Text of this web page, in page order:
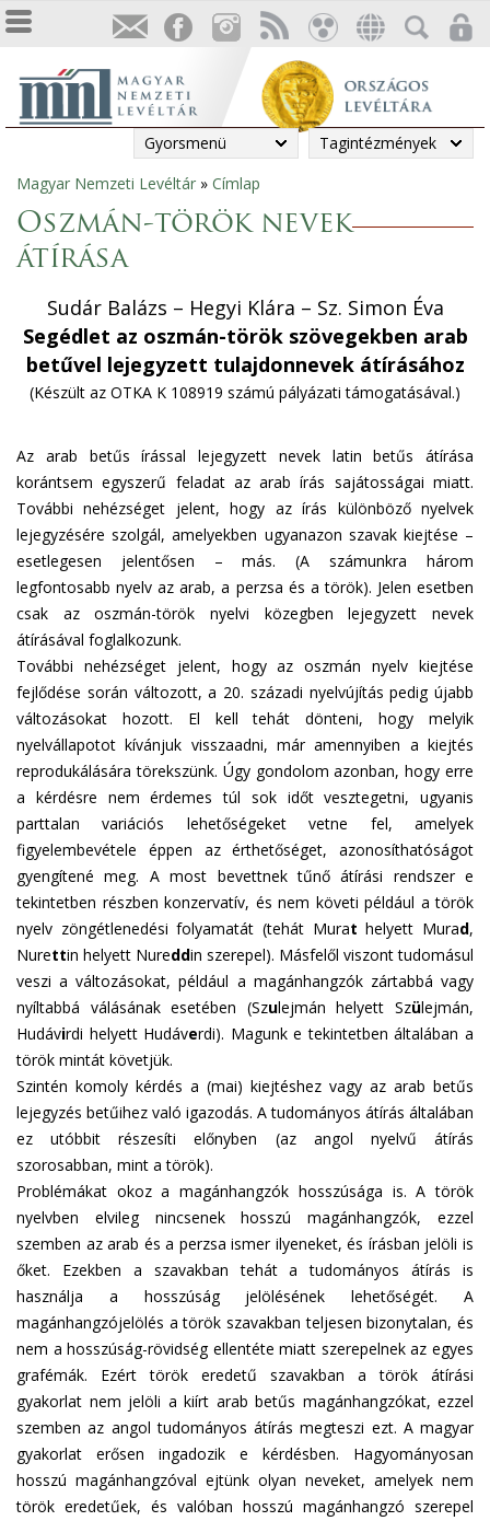
Gyorsmenü Tagintézmények
Jelenlegi
hely
Magyar Nemzeti Levéltár » Címlap
Oszmán-török nevek
átírása
Sudár Balázs – Hegyi Klára – Sz. Simon Éva
Segédlet az oszmán-török szövegekben arab
betűvel lejegyzett tulajdonnevek átírásához
(Készült az OTKA K 108919 számú pályázati támogatásával.)
Az arab betűs írással lejegyzett nevek latin betűs átírása
korántsem egyszerű feladat az arab írás sajátosságai miatt.
További nehézséget jelent, hogy az írás különböző nyelvek
lejegyzésére szolgál, amelyekben ugyanazon szavak kiejtése –
esetlegesen jelentősen – más. (A számunkra három
legfontosabb nyelv az arab, a perzsa és a török). Jelen esetben
csak az oszmán-török nyelvi közegben lejegyzett nevek
átírásával foglalkozunk.
További nehézséget jelent, hogy az oszmán nyelv kiejtése
fejlődése során változott, a 20. századi nyelvújítás pedig újabb
változásokat hozott. El kell tehát dönteni, hogy melyik
nyelvállapotot kívánjuk visszaadni, már amennyiben a kiejtés
reprodukálására törekszünk. Úgy gondolom azonban, hogy erre
a kérdésre nem érdemes túl sok időt vesztegetni, ugyanis
parttalan variációs lehetőségeket vetne fel, amelyek
figyelembevétele éppen az érthetőséget, azonosíthatóságot
gyengítené meg. A most bevettnek tűnő átírási rendszer e
tekintetben részben konzervatív, és nem követi például a török
nyelv zöngétlenedési folyamatát (tehát Murat helyett Murad,
Nurettin helyett Nureddin szerepel). Másfelől viszont tudomásul
veszi a változásokat, például a magánhangzók zártabbá vagy
nyíltabbá válásának esetében (Szulejmán helyett Szülejmán,
Hudávirdi helyett Hudáverdi). Magunk e tekintetben általában a
török mintát követjük.
Szintén komoly kérdés a (mai) kiejtéshez vagy az arab betűs
lejegyzés betűihez való igazodás. A tudományos átírás általában
ez utóbbit részesíti előnyben (az angol nyelvű átírás
szorosabban, mint a török).
Problémákat okoz a magánhangzók hosszúsága is. A török
nyelvben elvileg nincsenek hosszú magánhangzók, ezzel
szemben az arab és a perzsa ismer ilyeneket, és írásban jelöli is
őket. Ezekben a szavakban tehát a tudományos átírás is
használja a hosszúság jelölésének lehetőségét. A
magánhangzójelölés a török szavakban teljesen bizonytalan, és
nem a hosszúság-rövidség ellentéte miatt szerepelnek az egyes
grafémák. Ezért török eredetű szavakban a török átírási
gyakorlat nem jelöli a kiírt arab betűs magánhangzókat, ezzel
szemben az angol tudományos átírás megteszi ezt. A magyar
gyakorlat erősen ingadozik e kérdésben. Hagyományosan
hosszú magánhangzóval ejtünk olyan neveket, amelyek nem
török eredetűek, és valóban hosszú magánhangzó szerepel